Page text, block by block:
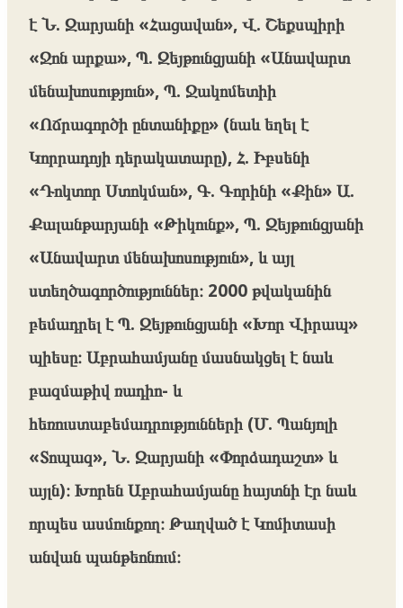
է Ն. Զարյանի «Հացավան», Վ. Շեքսպիրի
«Ջոն արքա», Պ. Զեյթունցյանի «Անավարտ
մենախոսություն», Պ. Ջակոմետիի
«Ոճրագործի ընտանիքը» (նաև եղել է
Կորրադոյի դերակատարը), Հ. Իբսենի
«Դոկտոր Ստոկման», Գ. Գորինի «Քին» Ա.
Քալանթարյանի «Թիկունք», Պ. Զեյթունցյանի
«Անավարտ մենախոսություն», և այլ
ստեղծագործություններ։ 2000 թվականին
բեմադրել է Պ. Զեյթունցյանի «Խոր Վիրապ»
պիեսը։ Աբրահամյանը մասնակցել է նաև
բազմաթիվ ռադիո- և
հեռուստաբեմադրությունների (Մ. Պանյոլի
«Տոպազ», Ն. Զարյանի «Փորձադաշտ» և
այլն)։ Խորեն Աբրահամյանը հայտնի էր նաև
որպես ասմունքող։ Թաղված է Կոմիտասի
անվան պանթեոնում։